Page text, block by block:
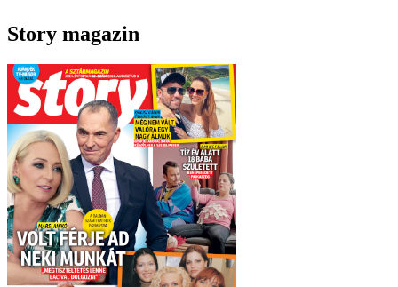
Story magazin